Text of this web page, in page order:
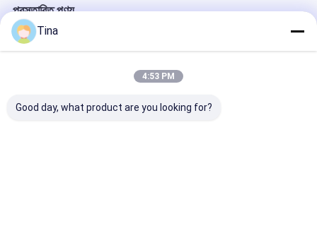
প্রস্তাবিত পণ্য
Tina
4:53 PM
Good day, what product are you looking for?